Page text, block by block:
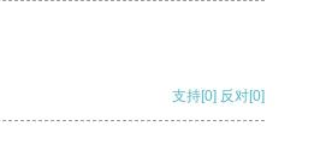
支持[0] 反对[0]